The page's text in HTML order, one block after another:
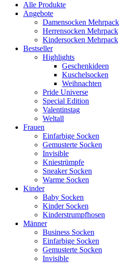
Alle Produkte
Angebote
Damensocken Mehrpack
Herrensocken Mehrpack
Kindersocken Mehrpack
Bestseller
Highlights
Geschenkideen
Kuschelsocken
Weihnachten
Pride Universe
Special Edition
Valentinstag
Weltall
Frauen
Einfarbige Socken
Gemusterte Socken
Invisible
Kniestrümpfe
Sneaker Socken
Warme Socken
Kinder
Baby Socken
Kinder Socken
Kinderstrumpfhosen
Männer
Business Socken
Einfarbige Socken
Gemusterte Socken
Invisible